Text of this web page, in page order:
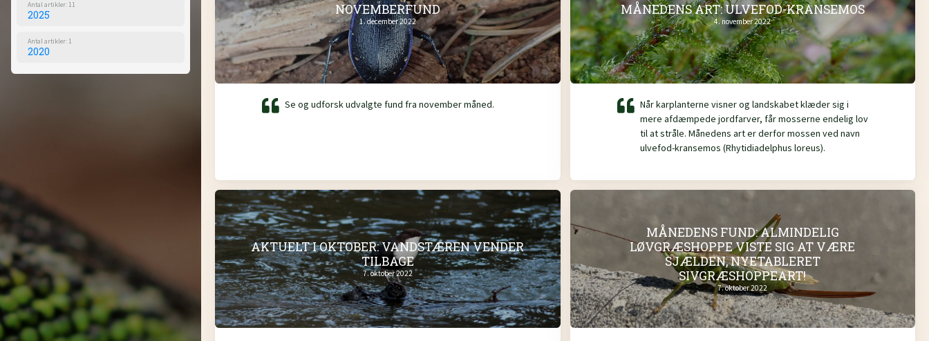
Antal artikler: 11
2025
Antal artikler: 1
2020
NOVEMBERFUND
1. december 2022
Se og udforsk udvalgte fund fra november måned.
MÅNEDENS ART: ULVEFOD-KRANSEMOS
4. november 2022
Når karplanterne visner og landskabet klæder sig i
mere afdæmpede jordfarver, får mosserne endelig lov
til at stråle. Månedens art er derfor mossen ved navn
ulvefod-kransemos (Rhytidiadelphus loreus).
AKTUELT I OKTOBER: VANDSTÆREN VENDER
TILBAGE
7. oktober 2022
MÅNEDENS FUND: ALMINDELIG
LØVGRÆSHOPPE VISTE SIG AT VÆRE
SJÆLDEN, NYETABLERET
SIVGRÆSHOPPEART!
7. oktober 2022